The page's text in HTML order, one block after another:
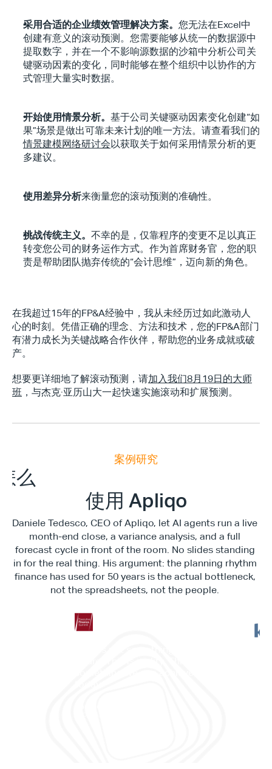
采用合适的企业绩效管理解决方案。 您无法在Excel中
创建有意义的滚动预测。您需要能够从统一的数据源中
提取数字，并在一个不影响源数据的沙箱中分析公司关
键驱动因素的变化，同时能够在整个组织中以协作的方
式管理大量实时数据。
开始使用情景分析。 基于公司关键驱动因素变化创建“如
果”场景是做出可靠未来计划的唯一方法。请查看我们的
情景建模网络研讨会以获取关于如何采用情景分析的更
多建议。
使用差异分析来衡量您的滚动预测的准确性。
挑战传统主义。 不幸的是，仅靠程序的变更不足以真正
转变您公司的财务运作方式。作为首席财务官，您的职
责是帮助团队抛弃传统的“会计思维”，迈向新的角色。
在我超过15年的FP&A经验中，我从未经历过如此激动人
心的时刻。凭借正确的理念、方法和技术，您的FP&A部门
有潜力成长为关键战略合作伙伴，帮助您的业务成就或破
产。
想要更详细地了解滚动预测，请加入我们8月19日的大师
班 ，与杰克·亚历山大一起快速实施滚动和扩展预测。
案例研究
么E
使用 Apliqo
Daniele Tedesco, CEO of Apliqo, let AI agents run a live
month-end close, a variance analysis, and a full
forecast cycle in front of the room. No slides standing
in for the real thing. His argument: the planning rhythm
finance has used for 50 years is the actual bottleneck,
not the spreadsheets, not the people.